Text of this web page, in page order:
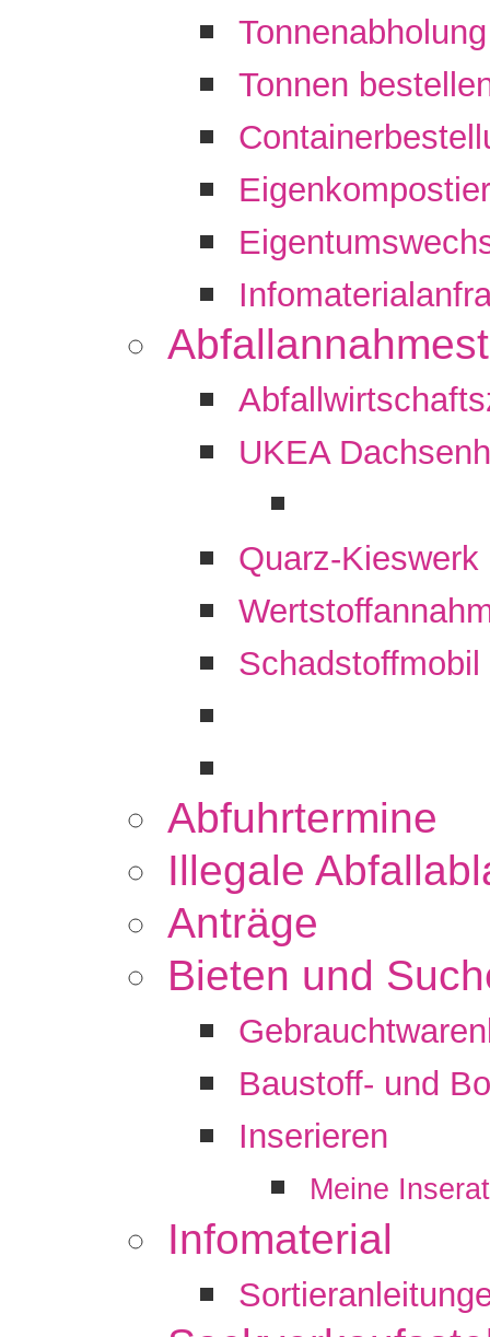
Tonnenabholung
Tonnen
UKEA
Quarz-Kieswerk
Schadstoffmobil
Abfuhrtermine
Illegale
Anträge
Bieten und
Baustoff- und
Inserieren
Meine
Infomaterial